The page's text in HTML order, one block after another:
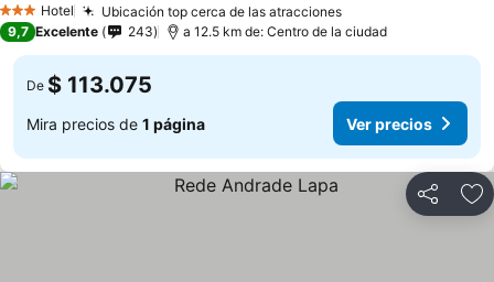
3 Estrellas
Hotel Ubicación top cerca de las atracciones
9,7 Excelente 243 a 12.5 km de: Centro de la ciudad
De $ 113.075
Mira precios de 1 página Ver precios
Compartir